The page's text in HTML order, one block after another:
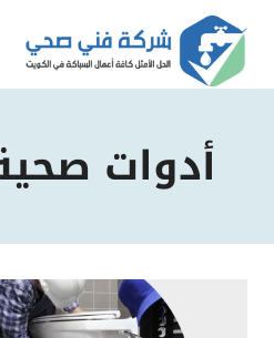
التجاوز
إلى
المحتوى
أدوات